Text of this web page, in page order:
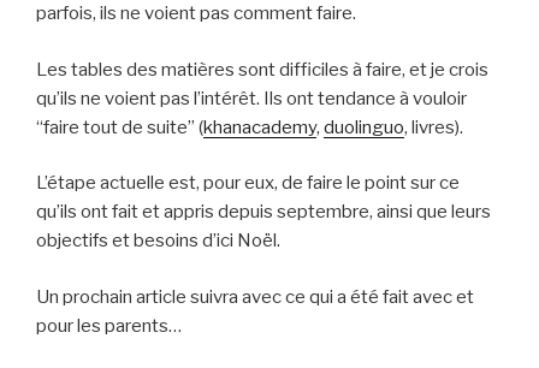
parfois, ils ne voient pas comment faire.
Les tables des matières sont difficiles à faire, et je crois
qu’ils ne voient pas l’intérêt. Ils ont tendance à vouloir
“faire tout de suite” (khanacademy, duolinguo, livres).
L’étape actuelle est, pour eux, de faire le point sur ce
qu’ils ont fait et appris depuis septembre, ainsi que leurs
objectifs et besoins d’ici Noël.
Un prochain article suivra avec ce qui a été fait avec et
pour les parents…